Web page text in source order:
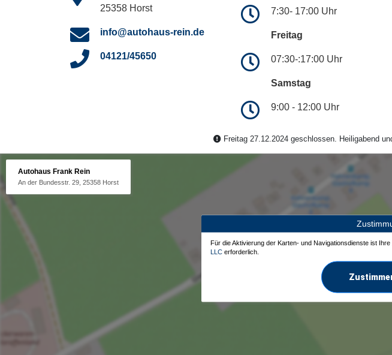
25358 Horst
info@autohaus-rein.de
04121/45650
7:30- 17:00 Uhr
Freitag
07:30-:17:00 Uhr
Samstag
9:00 - 12:00 Uhr
Freitag 27.12.2024 geschlossen. Heiligabend
Autohaus Frank Rein
An der Bundesstr. 29, 25358 Horst
Für die Aktivierung der Karten- und Navigationsdienste ist
LLC erforderlich.